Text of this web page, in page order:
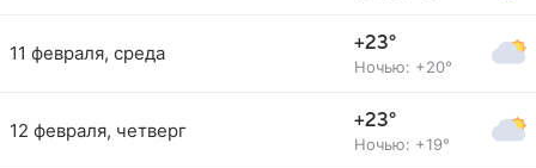
11 февраля, среда +23°
Ночью: +20°
12 февраля, четверг +23°
Ночью: +19°